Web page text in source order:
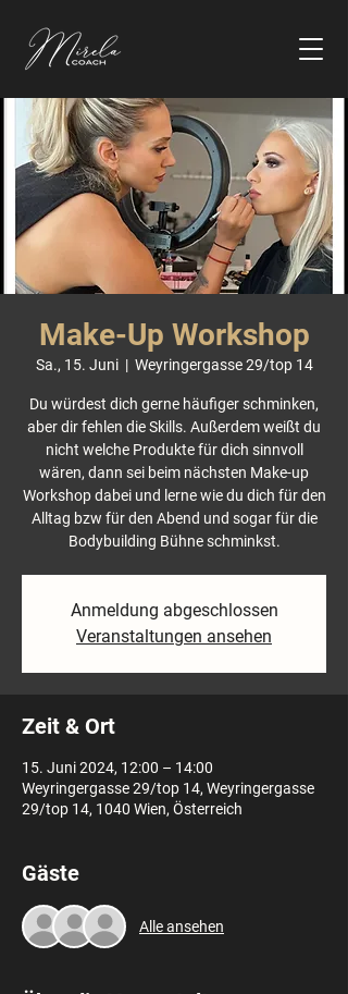
Make-Up Workshop
Sa., 15. Juni
  |
Weyringergasse 29/top 14
Du würdest dich gerne häufiger schminken,
aber dir fehlen die Skills. Außerdem weißt du
nicht welche Produkte für dich sinnvoll
wären, dann sei beim nächsten Make-up
Workshop dabei und lerne wie du dich für den
Alltag bzw für den Abend und sogar für die
Bodybuilding Bühne schminkst.
Anmeldung abgeschlossen
Veranstaltungen ansehen
Zeit & Ort
15. Juni 2024, 12:00 – 14:00
Weyringergasse 29/top 14, Weyringergasse
29/top 14, 1040 Wien, Österreich
Gäste
Alle ansehen